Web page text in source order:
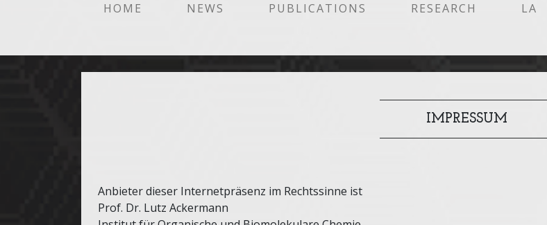
HOME NEWS PUBLICATIONS RESEARCH LA
IMPRESSUM
Anbieter dieser Internetpräsenz im Rechtssinne ist
Prof. Dr. Lutz Ackermann